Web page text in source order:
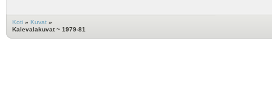
Koti » Kuvat »
Kalevalakuvat ~ 1979-81